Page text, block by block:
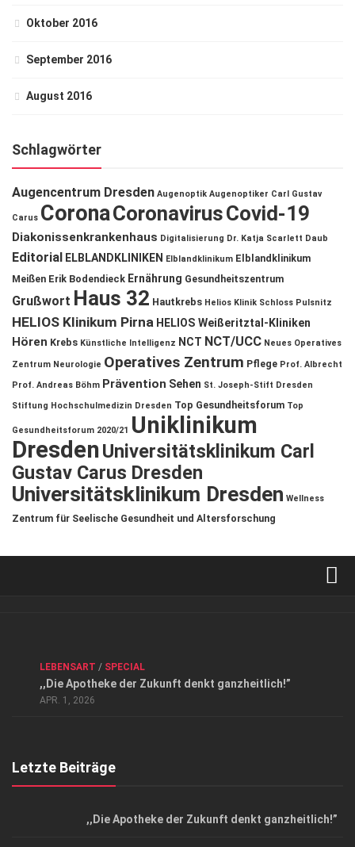
Oktober 2016
September 2016
August 2016
Schlagwörter
Augencentrum Dresden Augenoptik Augenoptiker Carl Gustav
Carus CoronaCoronavirusCovid-19
Diakonissenkrankenhaus Digitalisierung Dr. Katja Scarlett Daub
Editorial ELBLANDKLINIKEN Elblandklinikum Elblandklinikum
Meißen Erik Bodendieck Ernährung Gesundheitszentrum
Grußwort Haus 32 Hautkrebs Helios Klinik Schloss Pulsnitz
HELIOS Klinikum Pirna HELIOS Weißeritztal-Kliniken
Hören Krebs Künstliche Intelligenz NCT NCT/UCC Neues Operatives
Zentrum Neurologie Operatives Zentrum Pflege Prof. Albrecht
Prof. Andreas Böhm Prävention Sehen St. Joseph-Stift Dresden
Stiftung Hochschulmedizin Dresden Top Gesundheitsforum Top
Gesundheitsforum 2020/21 Uniklinikum
DresdenUniversitätsklinikum Carl
Gustav Carus Dresden
Universitätsklinikum Dresden Wellness
Zentrum für Seelische Gesundheit und Altersforschung
Datenschutzerklärung
Top Magazin Dresden / Ostsachsen
LEBENSART / SPECIAL
,,Die Apotheke der Zukunft denkt ganzheitlich!”
APR. 1, 2026
Letzte Beiträge
,,Die Apotheke der Zukunft denkt ganzheitlich!”